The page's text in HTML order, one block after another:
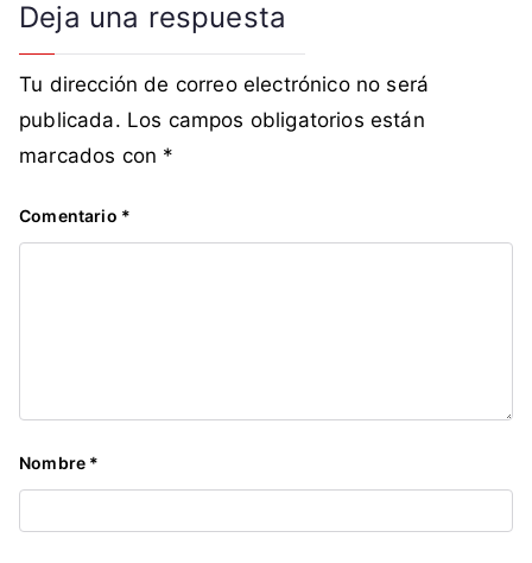
Deja una respuesta
Tu dirección de correo electrónico no será
publicada. Los campos obligatorios están
marcados con *
Comentario *
Nombre *